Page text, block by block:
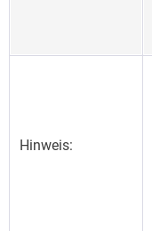
Hinweis: